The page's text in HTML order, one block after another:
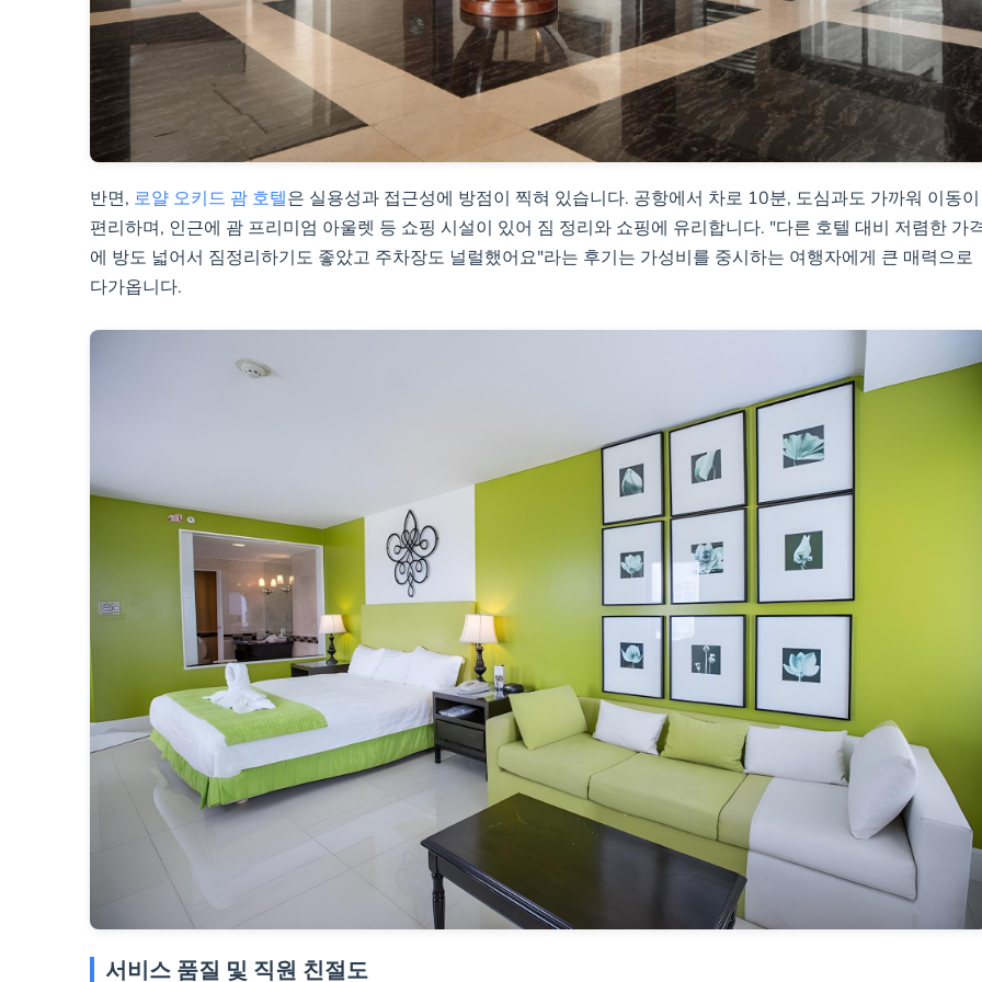
반면, 로얄 오키드 괌 호텔은 실용성과 접근성에 방점이 찍혀 있습니다. 공항에서 차로 10분, 도심과도 가까워 이동이
편리하며, 인근에 괌 프리미엄 아울렛 등 쇼핑 시설이 있어 짐 정리와 쇼핑에 유리합니다. "다른 호텔 대비 저렴한 가
에 방도 넓어서 짐정리하기도 좋았고 주차장도 널럴했어요"라는 후기는 가성비를 중시하는 여행자에게 큰 매력으로
다가옵니다.
서비스 품질 및 직원 친절도